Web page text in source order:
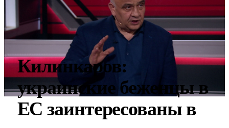
Килинкаров:
украинские беженцы в
ЕС заинтересованы в